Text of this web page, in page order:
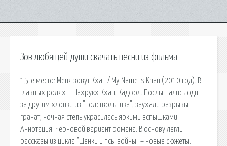
Зов любящей души скачать песни из фильма
15-е место: Меня зовут Кхан / My Name Is Khan (2010 год). В
главных ролях - Шахрукх Кхан, Каджол. Послышались один
за другим хлопки из "подствольника", заухали разрывы
гранат, ночная степь украсилась яркими вспышками.
Аннотация: Черновой вариант романа. В основу легли
рассказы из цикла "Щенки и псы войны" + новые сюжеты.